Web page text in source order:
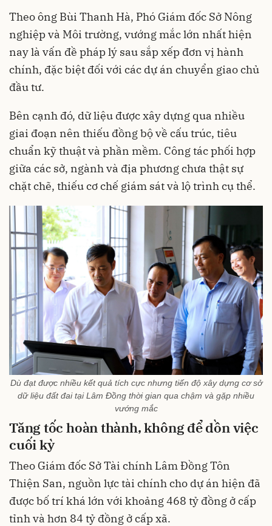
Theo ông Bùi Thanh Hà, Phó Giám đốc Sở Nông
nghiệp và Môi trường, vướng mắc lớn nhất hiện
nay là vấn đề pháp lý sau sắp xếp đơn vị hành
chính, đặc biệt đối với các dự án chuyển giao chủ
đầu tư.
Bên cạnh đó, dữ liệu được xây dựng qua nhiều
giai đoạn nên thiếu đồng bộ về cấu trúc, tiêu
chuẩn kỹ thuật và phần mềm. Công tác phối hợp
giữa các sở, ngành và địa phương chưa thật sự
chặt chẽ, thiếu cơ chế giám sát và lộ trình cụ thể.
Dù đạt được nhiều kết quả tích cực nhưng tiến độ xây dựng cơ sở
dữ liệu đất đai tại Lâm Đồng thời gian qua chậm và gặp nhiều
vướng mắc
Tăng tốc hoàn thành, không để dồn việc
cuối kỳ
Theo Giám đốc Sở Tài chính Lâm Đồng Tôn
Thiện San, nguồn lực tài chính cho dự án hiện đã
được bố trí khá lớn với khoảng 468 tỷ đồng ở cấp
tỉnh và hơn 84 tỷ đồng ở cấp xã.